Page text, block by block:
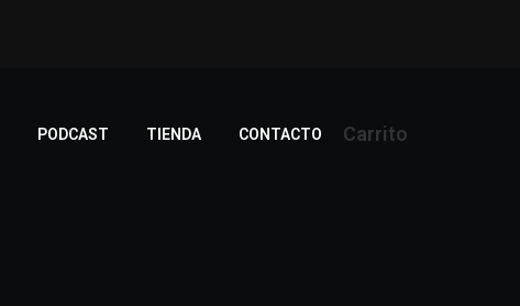
PODCAST TIENDA CONTACTO Carrito